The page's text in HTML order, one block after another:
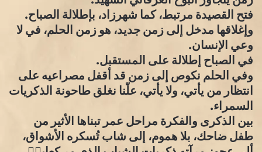
فتح القصيدة مرتبط، كما شهرزاد، بإطلالة الصباح.
وإغلاقها مدخل إلى زمن جديد، هو زمن الحلم، في لا
وعي الإنسان.
في الصباح إطلالة على المستقبل.
وفي الحلم نكوص إلى زمن قد أقفل مصراعيه على
انتظار من يأتي، ولا يأتي، علّنا نغلق طاحونة الذكريات
السمراء.
بين الذكرى والفكرة مراحل عمر تبناها الأثير من
طفل ضاحك، بلا هموم، إلى شاب تُسكره الأشواق،